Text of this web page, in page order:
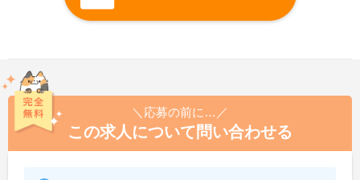
＼応募の前に…／
この求人について問い合わせる